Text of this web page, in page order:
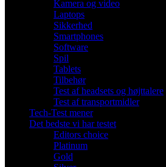
Kamera og video
Laptops
Sikkerhed
Smartphones
Software
Spil
Tablets
Tilbehør
Test af headsets og højttalere
Test af transportmidler
Tech-Test mener
Det bedste vi har testet
Editors choice
Platinum
Gold